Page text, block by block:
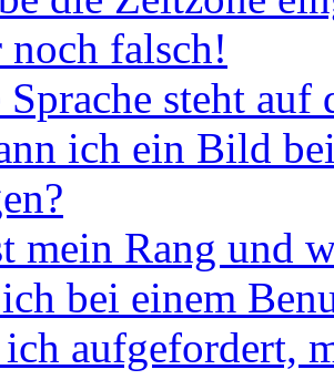
noch falsch!
steht
ich ein Bild
mein Rang und
bei einem
aufgefordert,